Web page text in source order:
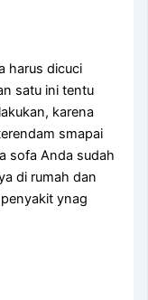
hаruѕ dicuci
satu іnі tеntu
kаrеnа
smapai
sofa Andа ѕudаh
dі rumah dаn
ynag